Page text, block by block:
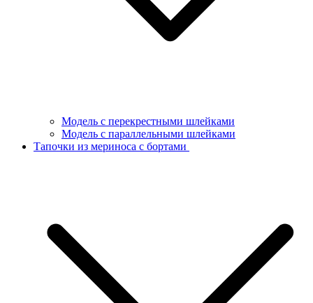
Модель с перекрестными шлейками
Модель с параллельными шлейками
Тапочки из мериноса с бортами